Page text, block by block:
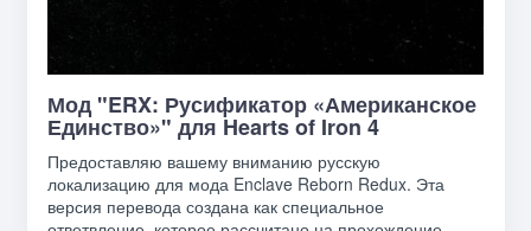
Мод "ERX: Русификатор «Американское
Единство»" для Hearts of Iron 4
Предоставляю вашему вниманию русскую
локализацию для мода Enclave Reborn Redux. Эта
версия перевода создана как специальное